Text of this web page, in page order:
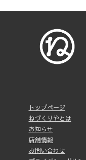
トップページ
ねづくりやとは
お知らせ
店舗情報
お問い合わせ